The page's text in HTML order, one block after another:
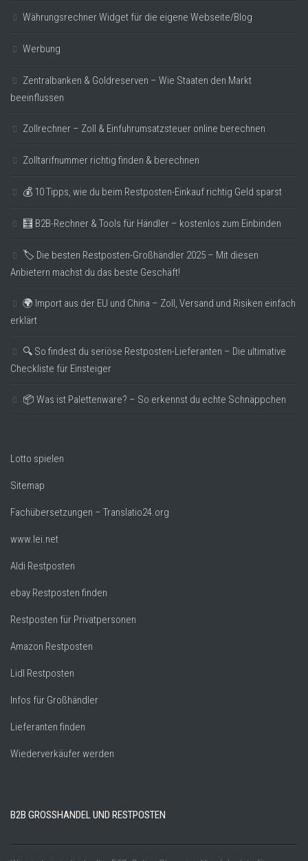
Währungsrechner Widget für die eigene Webseite/Blog
Werbung
Zentralbanken & Goldreserven – Wie Staaten den Markt
beeinflussen
Zollrechner – Zoll & Einfuhrumsatzsteuer online berechnen
Zolltarifnummer richtig finden & berechnen
💰 10 Tipps, wie du beim Restposten-Einkauf richtig Geld sparst
🧮 B2B-Rechner & Tools für Händler – kostenlos zum Einbinden
🏷️ Die besten Restposten-Großhändler 2025 – Mit diesen
Anbietern machst du das beste Geschäft!
🌍 Import aus der EU und China – Zoll, Versand und Risiken einfach
erklärt
🔍 So findest du seriöse Restposten-Lieferanten – Die ultimative
Checkliste für Einsteiger
📦 Was ist Palettenware? – So erkennst du echte Schnäppchen
Lotto spielen
Sitemap
Fachübersetzungen – Translatio24.org
www.lei.net
Aldi Restposten
ebay Restposten finden
Restposten für Privatpersonen
Amazon Restposten
Lidl Restposten
Infos für Großhändler
Lieferanten finden
Wiederverkäufer werden
B2B GROSSHANDEL UND RESTPOSTEN